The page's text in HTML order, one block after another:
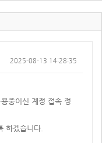
2025-08-13 14:28:35
중이신 계정 접속 정
하겠습니다.